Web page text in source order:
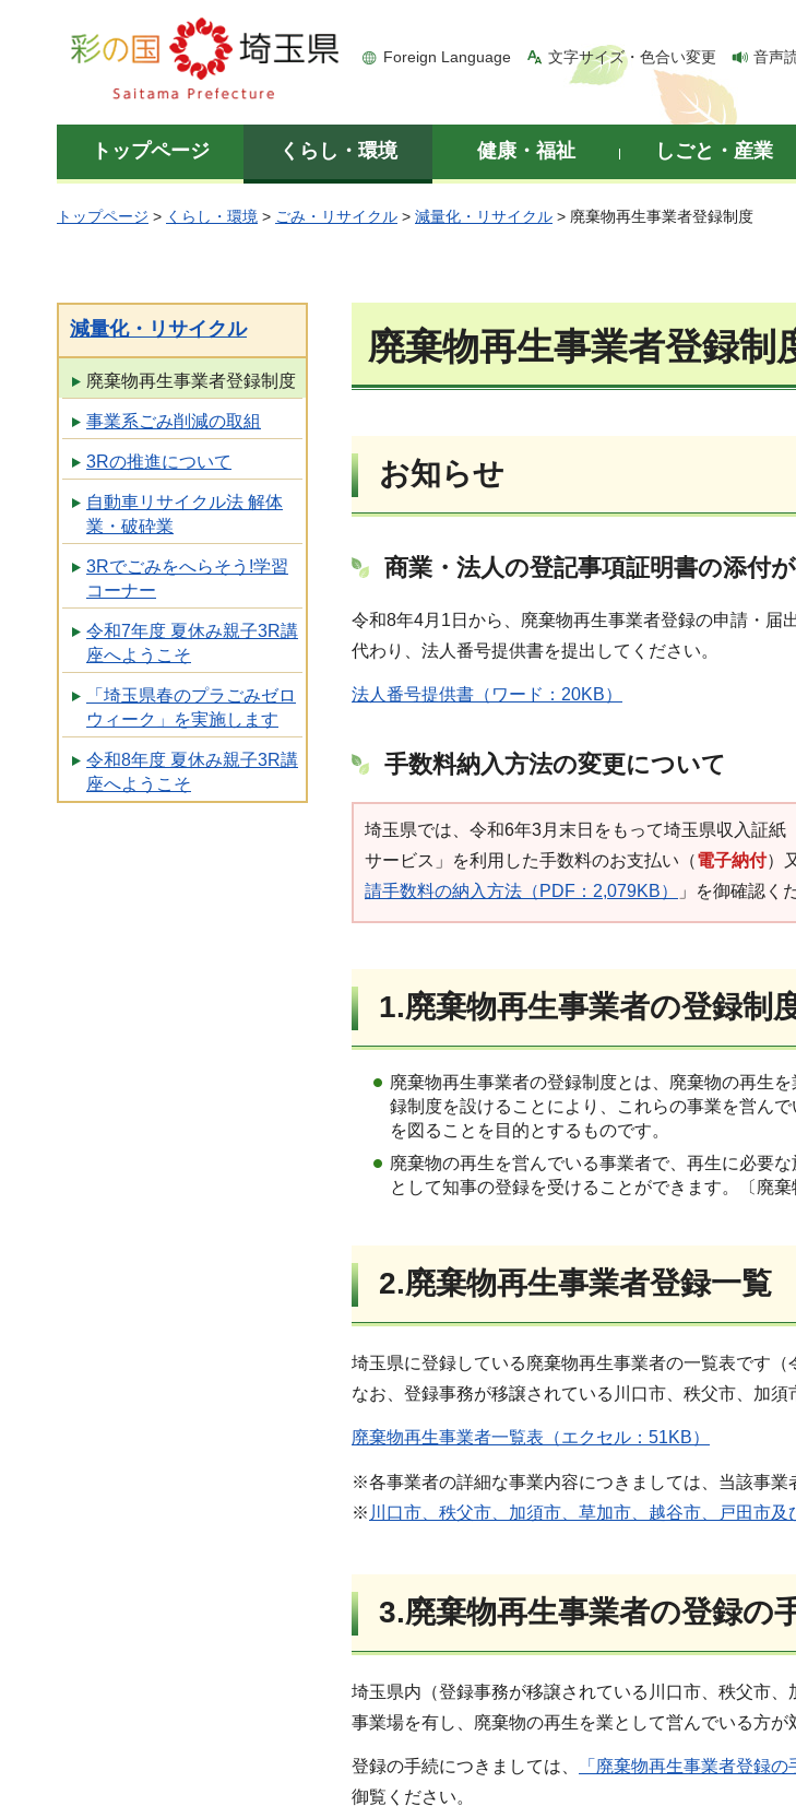
彩の国 埼玉県
Foreign Language 文字サイズ・色合い変更 音声
トップページ くらし・環境 健康・福祉 しごと・産業
トップページ > くらし・環境 > ごみ・リサイクル > 減量化・リサイクル > 廃棄物再生事業者登録制度
減量化・リサイクル
廃棄物再生事業者登録制度
事業系ごみ削減の取組
3Rの推進について
自動車リサイクル法 解体
業・破砕業
3Rでごみをへらそう!学習
コーナー
令和7年度 夏休み親子3R講
座へようこそ
「埼玉県春のプラごみゼロ
ウィーク」を実施します
令和8年度 夏休み親子3R講
座へようこそ
廃棄物再生事業者登録制
お知らせ
商業・法人の登記事項証明書の添付
令和8年4月1日から、廃棄物再生事業者登録の申請・届
代わり、法人番号提供書を提出してください。
法人番号提供書（ワード：20KB）
手数料納入方法の変更について
埼玉県では、令和6年3月末日をもって埼玉県収入証
サービス」を利用した手数料のお支払い（電子納付）
請手数料の納入方法（PDF：2,079KB）
」を御確認く
1.廃棄物再生事業者の登録制
廃棄物再生事業者の登録制度とは、廃棄物の再生
録制度を設けることにより、これらの事業を営ん
を図ることを目的とするものです。
廃棄物の再生を営んでいる事業者で、再生に必要
として知事の登録を受けることができます。〔廃棄
2.廃棄物再生事業者登録一覧
埼玉県に登録している廃棄物再生事業者の一覧表です（
なお、登録事務が移譲されている川口市、秩父市、加
廃棄物再生事業者一覧表（エクセル：51KB）
※各事業者の詳細な事業内容につきましては、当該事業
※ 川口市、秩父市、加須市、草加市、越谷市、戸田市
3.廃棄物再生事業者の登録の
埼玉県内（登録事務が移譲されている川口市、秩父市
事業場を有し、廃棄物の再生を業として営んでいる方が
登録の手続につきましては、 「廃棄物再生事業者登録
御覧ください。